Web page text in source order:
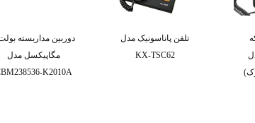
تلفن پاناسونیک مدل
KX-TSC62
مگاپیکسل مدل
K2010A